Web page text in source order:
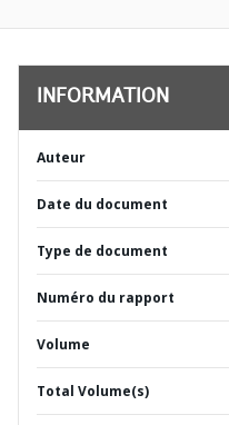
INFORMATION
Auteur
Date du document
Type de document
Numéro du rapport
Volume
Total Volume(s)